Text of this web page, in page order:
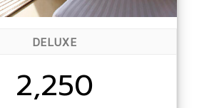
DELUXE
2,250